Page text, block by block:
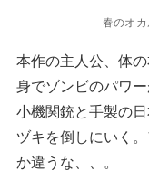
春のオ
本作の主人公、体
身でゾンビのパワ
小機関銃と手製の
ヅキを倒しにいく
か違うな、、。